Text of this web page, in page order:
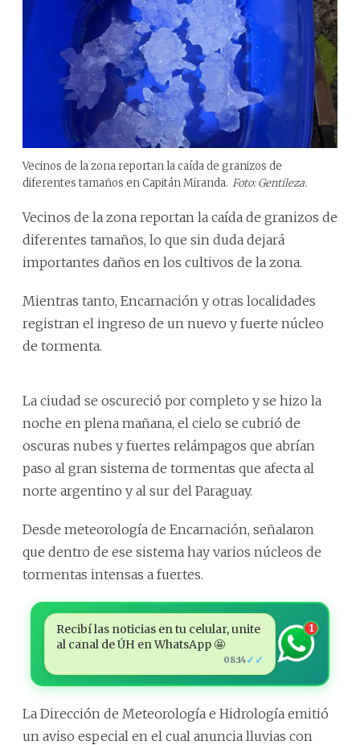
Vecinos de la zona reportan la caída de granizos de
diferentes tamaños en Capitán Miranda. Foto: Gentileza.
Vecinos de la zona reportan la caída de granizos de
diferentes tamaños, lo que sin duda dejará
importantes daños en los cultivos de la zona.
Mientras tanto, Encarnación y otras localidades
registran el ingreso de un nuevo y fuerte núcleo
de tormenta.
La ciudad se oscureció por completo y se hizo la
noche en plena mañana, el cielo se cubrió de
oscuras nubes y fuertes relámpagos que abrían
paso al gran sistema de tormentas que afecta al
norte argentino y al sur del Paraguay.
Desde meteorología de Encarnación, señalaron
que dentro de ese sistema hay varios núcleos de
tormentas intensas a fuertes.
Recibí las noticias en tu celular, unite
al canal de ÚH en WhatsApp 🤩
08:14✓✓
1
La Dirección de Meteorología e Hidrología emitió
un aviso especial en el cual anuncia lluvias con